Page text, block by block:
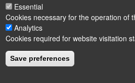
Essential
Cookies necessary for the operation of
Analytics
Cookies required for website visitation
Save preferences